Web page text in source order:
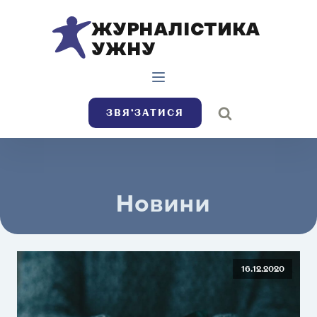
ЖУРНАЛІСТИКА
УЖНУ
ЗВЯ’ЗАТИСЯ
Новини
16.12.2020